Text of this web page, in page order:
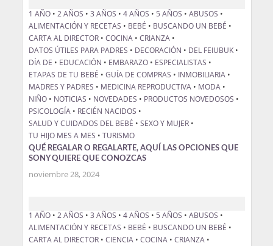
1 AÑO • 2 AÑOS • 3 AÑOS • 4 AÑOS • 5 AÑOS • ABUSOS •
ALIMENTACIÓN Y RECETAS • BEBÉ • BUSCANDO UN BEBÉ •
CARTA AL DIRECTOR • COCINA • CRIANZA •
DATOS ÚTILES PARA PADRES • DECORACIÓN • DEL FEIUBUK •
DÍA DE • EDUCACIÓN • EMBARAZO • ESPECIALISTAS •
ETAPAS DE TU BEBÉ • GUÍA DE COMPRAS • INMOBILIARIA •
MADRES Y PADRES • MEDICINA REPRODUCTIVA • MODA •
NIÑO • NOTICIAS • NOVEDADES • PRODUCTOS NOVEDOSOS •
PSICOLOGÍA • RECIÉN NACIDOS •
SALUD Y CUIDADOS DEL BEBÉ • SEXO Y MUJER •
TU HIJO MES A MES • TURISMO
QUÉ REGALAR O REGALARTE, AQUÍ LAS OPCIONES QUE
SONY QUIERE QUE CONOZCAS
noviembre 28, 2024
1 AÑO • 2 AÑOS • 3 AÑOS • 4 AÑOS • 5 AÑOS • ABUSOS •
ALIMENTACIÓN Y RECETAS • BEBÉ • BUSCANDO UN BEBÉ •
CARTA AL DIRECTOR • CIENCIA • COCINA • CRIANZA •